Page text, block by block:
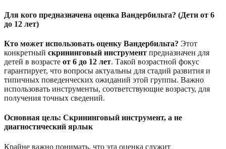
Для кого предназначена оценка Вандербильта? (Дети от 6
до 12 лет)
Кто может использовать оценку Вандербильта? Этот
конкретный скрининговый инструмент предназначен для
детей в возрасте от 6 до 12 лет. Такой возрастной фокус
гарантирует, что вопросы актуальны для стадий развития и
типичных поведенческих ожиданий этой группы. Важно
использовать инструменты, соответствующие возрасту, для
получения точных сведений.
Основная цель: Скрининговый инструмент, а не
диагностический ярлык
Крайне важно понимать, что эта оценка служит